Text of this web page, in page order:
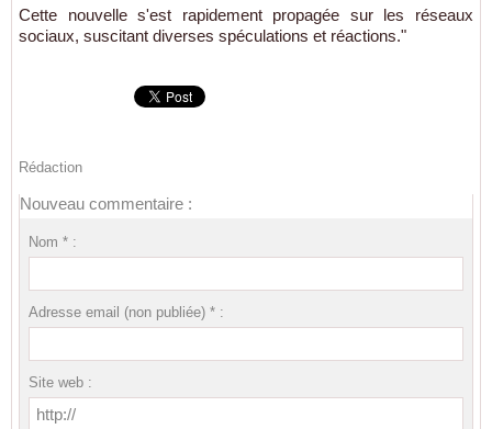
Cette nouvelle s'est rapidement propagée sur les réseaux
sociaux, suscitant diverses spéculations et réactions."
Rédaction
Nouveau commentaire :
Nom * :
Adresse email (non publiée) * :
Site web :